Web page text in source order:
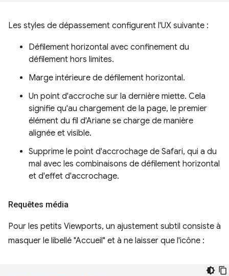
Les styles de dépassement configurent l'UX suivante :
Défilement horizontal avec confinement du
défilement hors limites.
Marge intérieure de défilement horizontal.
Un point d'accroche sur la dernière miette. Cela
signifie qu'au chargement de la page, le premier
élément du fil d'Ariane se charge de manière
alignée et visible.
Supprime le point d'accrochage de Safari, qui a du
mal avec les combinaisons de défilement horizontal
et d'effet d'accrochage.
Requêtes média
Pour les petits Viewports, un ajustement subtil consiste à
masquer le libellé "Accueil" et à ne laisser que l'icône :